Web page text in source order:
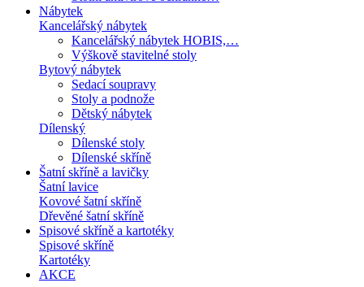
Nábytek
Kancelářský nábytek
Kancelářský nábytek HOBIS,…
Výškově stavitelné stoly
Bytový nábytek
Sedací soupravy
Stoly a podnože
Dětský nábytek
Dílenský
Dílenské stoly
Dílenské skříně
Šatní skříně a lavičky
Šatní lavice
Kovové šatní skříně
Dřevěné šatní skříně
Spisové skříně a kartotéky
Spisové skříně
Kartotéky
AKCE